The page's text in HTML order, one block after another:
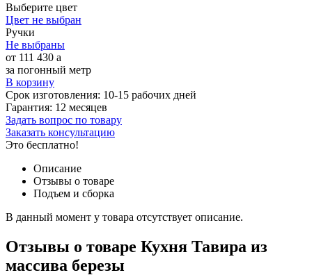
Выберите цвет
Цвет не выбран
Ручки
Не выбраны
от 111 430 a
за погонный метр
В корзину
Срок изготовления: 10-15 рабочих дней
Гарантия: 12 месяцев
Задать вопрос по товару
Заказать консультацию
Это бесплатно!
Описание
Отзывы о товаре
Подъем и сборка
В данный момент у товара отсутствует описание.
Отзывы о товаре Кухня Тавира из
массива березы